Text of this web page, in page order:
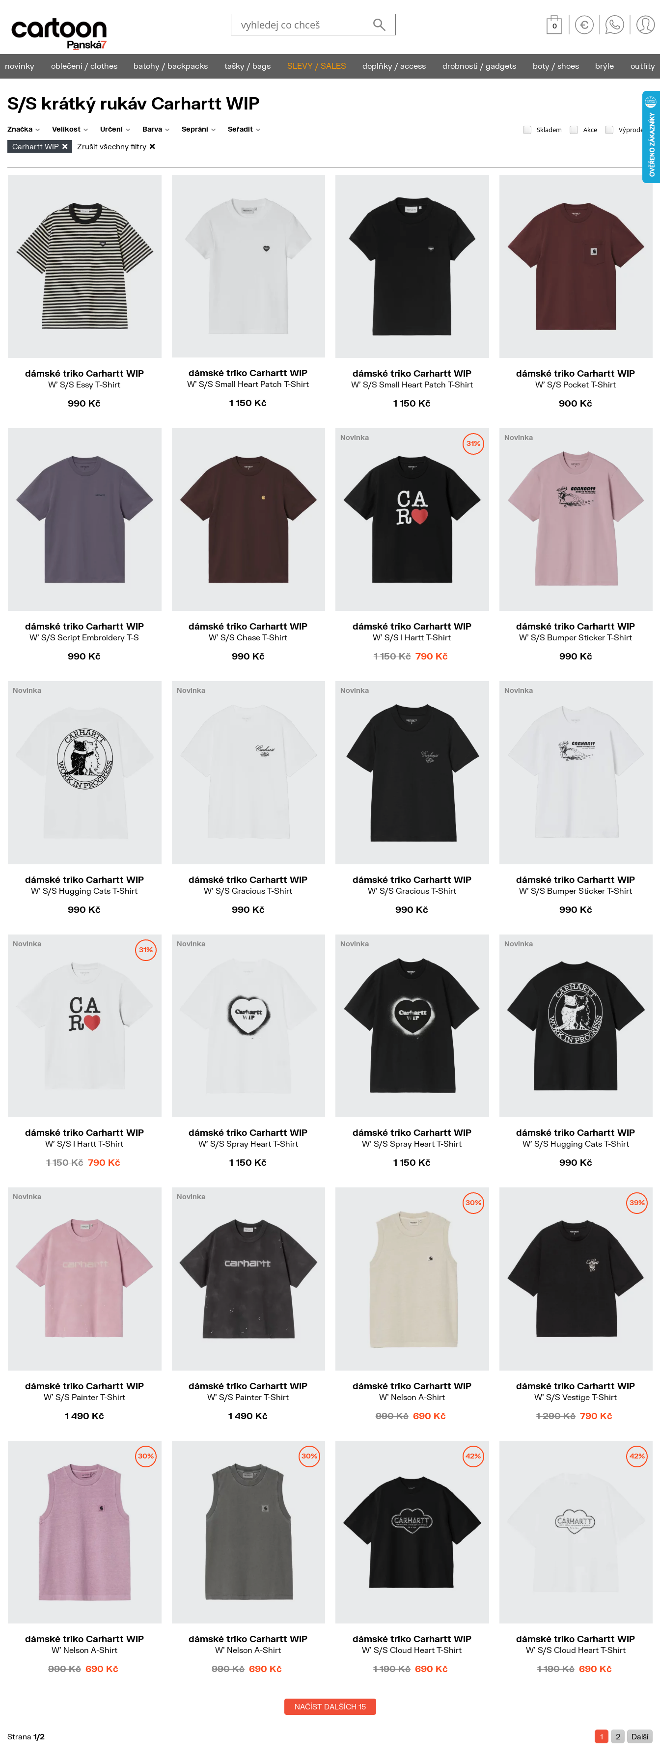
0
novinky oblečení / clothes batohy / backpacks tašky / bags SLEVY / SALES doplňky / access drobnosti / gadgets boty / shoes brýle outfity
S/S krátký rukáv Carhartt WIP
Značka Velikost Určení Barva Seprání Seřadit Skladem Akce
Výprodej
Carhartt WIP
Zrušit všechny filtry
dámské triko Carhartt WIP
W' S/S Essy T-Shirt
990 Kč
dámské triko Carhartt WIP
W' S/S Small Heart Patch T-Shirt
1 150 Kč
dámské triko Carhartt WIP
W' S/S Small Heart Patch T-Shirt
1 150 Kč
dámské triko Carhartt WIP
W' S/S Pocket T-Shirt
900 Kč
dámské triko Carhartt WIP
W' S/S Script Embroidery T-S
990 Kč
dámské triko Carhartt WIP
W' S/S Chase T-Shirt
990 Kč
31%
Novinka
dámské triko Carhartt WIP
W' S/S I Hartt T-Shirt
1 150 Kč 790 Kč
Novinka
dámské triko Carhartt WIP
W' S/S Bumper Sticker T-Shirt
990 Kč
Novinka
dámské triko Carhartt WIP
W' S/S Hugging Cats T-Shirt
990 Kč
Novinka
dámské triko Carhartt WIP
W' S/S Gracious T-Shirt
990 Kč
Novinka
dámské triko Carhartt WIP
W' S/S Gracious T-Shirt
990 Kč
Novinka
dámské triko Carhartt WIP
W' S/S Bumper Sticker T-Shirt
990 Kč
31%
Novinka
dámské triko Carhartt WIP
W' S/S I Hartt T-Shirt
1 150 Kč 790 Kč
Novinka
dámské triko Carhartt WIP
W' S/S Spray Heart T-Shirt
1 150 Kč
Novinka
dámské triko Carhartt WIP
W' S/S Spray Heart T-Shirt
1 150 Kč
Novinka
dámské triko Carhartt WIP
W' S/S Hugging Cats T-Shirt
990 Kč
Novinka
dámské triko Carhartt WIP
W' S/S Painter T-Shirt
1 490 Kč
Novinka
dámské triko Carhartt WIP
W' S/S Painter T-Shirt
1 490 Kč
30%
dámské triko Carhartt WIP
W' Nelson A-Shirt
990 Kč 690 Kč
39%
dámské triko Carhartt WIP
W' S/S Vestige T-Shirt
1 290 Kč 790 Kč
30%
dámské triko Carhartt WIP
W' Nelson A-Shirt
990 Kč 690 Kč
30%
dámské triko Carhartt WIP
W' Nelson A-Shirt
990 Kč 690 Kč
42%
dámské triko Carhartt WIP
W' S/S Cloud Heart T-Shirt
1 190 Kč 690 Kč
42%
dámské triko Carhartt WIP
W' S/S Cloud Heart T-Shirt
1 190 Kč 690 Kč
NAČÍST DALŠÍCH 15
Strana 1/2 Další
2
1